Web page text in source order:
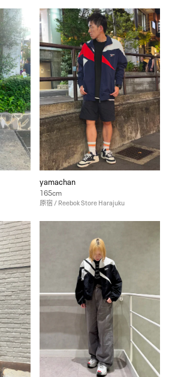
yamachan
165cm
原宿 / Reebok Store Harajuku